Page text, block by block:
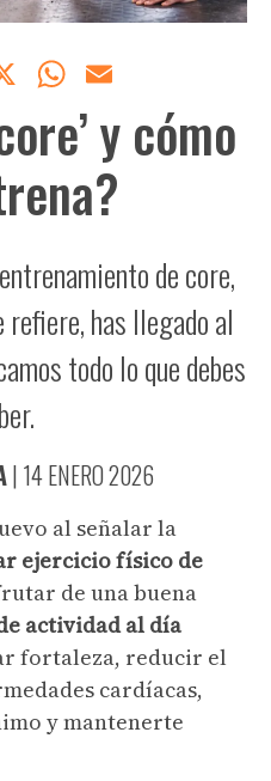
X WhatsApp
y cómo
de core,
refiere, has llegado al
todo lo que debes
| 14 ENERO 2026
al señalar la
ejercicio físico de
de una buena
actividad al día
fortaleza, reducir el
cardíacas,
y mantenerte